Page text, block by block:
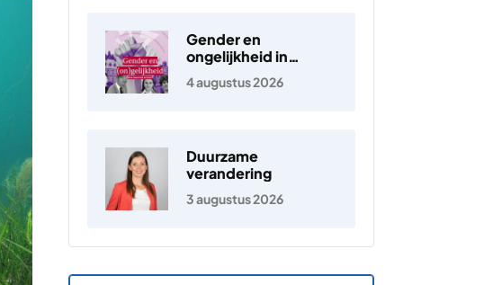
Gender en
ongelijkheid in
Nederland
4 augustus 2026
Duurzame
verandering
3 augustus 2026